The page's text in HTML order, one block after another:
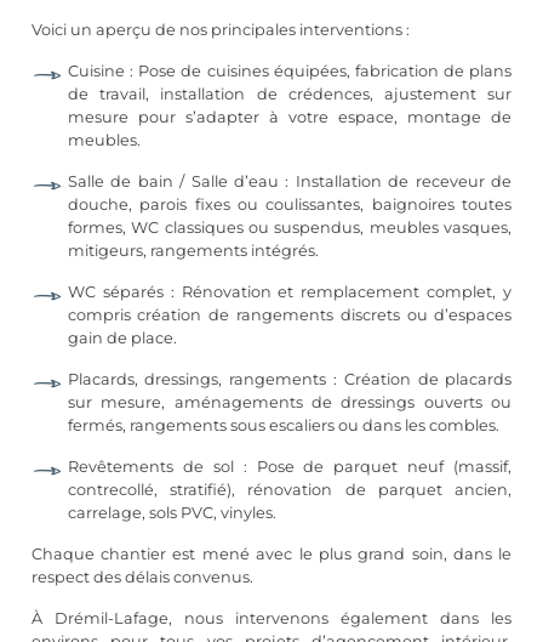
Voici un aperçu de nos principales interventions :
Cuisine : Pose de cuisines équipées, fabrication de plans
de travail, installation de crédences, ajustement sur
mesure pour s’adapter à votre espace, montage de
meubles.
Salle de bain / Salle d’eau : Installation de receveur de
douche, parois fixes ou coulissantes, baignoires toutes
formes, WC classiques ou suspendus, meubles vasques,
mitigeurs, rangements intégrés.
WC séparés : Rénovation et remplacement complet, y
compris création de rangements discrets ou d’espaces
gain de place.
Placards, dressings, rangements : Création de placards
sur mesure, aménagements de dressings ouverts ou
fermés, rangements sous escaliers ou dans les combles.
Revêtements de sol : Pose de parquet neuf (massif,
contrecollé, stratifié), rénovation de parquet ancien,
carrelage, sols PVC, vinyles.
Chaque chantier est mené avec le plus grand soin, dans le
respect des délais convenus.
À Drémil-Lafage, nous intervenons également dans les